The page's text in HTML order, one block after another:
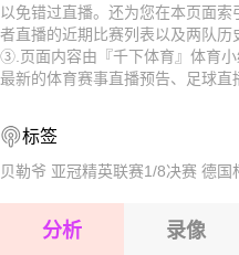
2026-08-15 【世界杯
2026-08-15 【世界杯
2026-08-15 【世界杯
2026-08-15 【世界杯
2026-08-15 【世界杯
以免错过直播。还为您在本页面
者直播的近期比赛列表以及两队历
③.页面内容由『千下体育』体育
最新的体育赛事直播预告、足球直
标签
贝勒爷 亚冠精英联赛1/8决赛 德国
分析 录像